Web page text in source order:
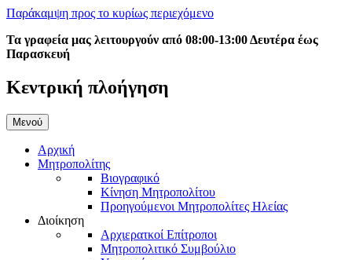
Παράκαμψη προς το κυρίως περιεχόμενο
Τα γραφεία μας λειτουργούν από 08:00-13:00 Δευτέρα έως
Παρασκευή
Κεντρική πλοήγηση
Μενού
Αρχική
Μητροπολίτης
Βιογραφικό
Κίνηση Μητροπολίτου
Προηγούμενοι Μητροπολίτες Ηλείας
Διοίκηση
Αρχιερατκοί Επίτροποι
Μητροπολιτικό Συμβούλιο